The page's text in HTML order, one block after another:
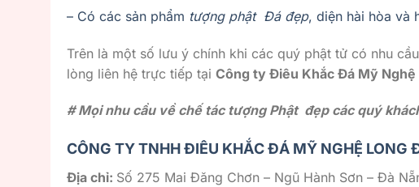
– Có các sản phẩm tượng phật Đá đẹp, diện hài hòa và
Trên là một số lưu ý chính khi các quý phật tử có nhu
lòng liên hệ trực tiếp tại Công ty Điêu Khắc Đá Mỹ Nghệ
# Mọi nhu cầu về chế tác tượng Phật đẹp các quý
CÔNG TY TNHH ĐIÊU KHẮC ĐÁ MỸ NGHỆ LONG
Địa chỉ: Số 275 Mai Đăng Chơn – Ngũ Hành Sơn – Đà